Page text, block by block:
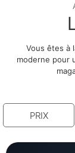
Vous êtes à
moderne pour
PRIX